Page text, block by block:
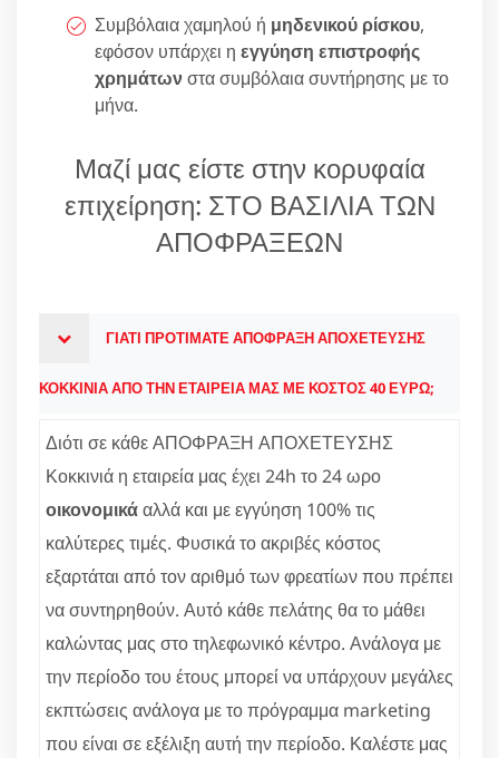
Συμβόλαια χαμηλού ή μηδενικού ρίσκου,
εφόσον υπάρχει η εγγύηση επιστροφής
χρημάτωνστα συμβόλαια συντήρησης με το
μήνα.
Μαζί μας είστε στην κορυφαία
επιχείρηση: ΣΤΟ ΒΑΣΙΛΙΑ ΤΩΝ
ΑΠΟΦΡΑΞΕΩΝ
ΓΙΑΤΙ ΠΡΟΤΙΜΑΤΕ ΑΠΟΦΡΑΞΗ ΑΠΟΧΕΤΕΥΣΗΣ
ΚΟΚΚΙΝΙΑ ΑΠΟ ΤΗΝ ΕΤΑΙΡΕΙΑ ΜΑΣ ΜΕ ΚΟΣΤΟΣ 40 ΕΥΡΩ;
Διότι σε κάθε ΑΠΟΦΡΑΞΗ ΑΠΟΧΕΤΕΥΣΗΣ
Κοκκινιά η εταιρεία μας έχει 24h το 24 ωρο
οικονομικάαλλά και με εγγύηση 100% τις
καλύτερες τιμές. Φυσικά το ακριβές κόστος
εξαρτάται από τον αριθμό των φρεατίων που πρέπει
να συντηρηθούν. Αυτό κάθε πελάτης θα το μάθει
καλώντας μας στο τηλεφωνικό κέντρο. Ανάλογα με
την περίοδο του έτους μπορεί να υπάρχουν μεγάλες
εκπτώσεις ανάλογα με το πρόγραμμα marketing
που είναι σε εξέλιξη αυτή την περίοδο. Καλέστε μας